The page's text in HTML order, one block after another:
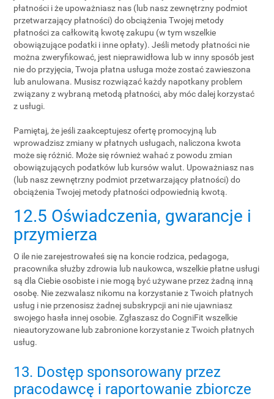
płatności i że upoważniasz nas (lub nasz zewnętrzny podmiot
przetwarzający płatności) do obciążenia Twojej metody
płatności za całkowitą kwotę zakupu (w tym wszelkie
obowiązujące podatki i inne opłaty). Jeśli metody płatności nie
można zweryfikować, jest nieprawidłowa lub w inny sposób jest
nie do przyjęcia, Twoja płatna usługa może zostać zawieszona
lub anulowana. Musisz rozwiązać każdy napotkany problem
związany z wybraną metodą płatności, aby móc dalej korzystać
z usługi.
Pamiętaj, że jeśli zaakceptujesz ofertę promocyjną lub
wprowadzisz zmiany w płatnych usługach, naliczona kwota
może się różnić. Może się również wahać z powodu zmian
obowiązujących podatków lub kursów walut. Upoważniasz nas
(lub nasz zewnętrzny podmiot przetwarzający płatności) do
obciążenia Twojej metody płatności odpowiednią kwotą.
12.5 Oświadczenia, gwarancje i
przymierza
O ile nie zarejestrowałeś się na koncie rodzica, pedagoga,
pracownika służby zdrowia lub naukowca, wszelkie płatne usługi
są dla Ciebie osobiste i nie mogą być używane przez żadną inną
osobę. Nie zezwalasz nikomu na korzystanie z Twoich płatnych
usług i nie przenosisz żadnej subskrypcji ani nie ujawniasz
swojego hasła innej osobie. Zgłaszasz do CogniFit wszelkie
nieautoryzowane lub zabronione korzystanie z Twoich płatnych
usług.
13. Dostęp sponsorowany przez
pracodawcę i raportowanie zbiorcze